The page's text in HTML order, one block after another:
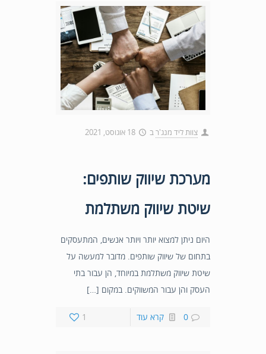
צוות ליד מנג'רב 18 אוגוסט, 2021
מערכת שיווק שותפים:
שיטת שיווק משתלמת
היום ניתן למצוא יותר ויותר אנשים, המתעסקים
בתחום של שיווק שותפים. מדובר למעשה על
שיטת שיווק משתלמת במיוחד, הן עבור בתי
העסק והן עבור המשווקים. במקום […]
1 0 קרא עוד